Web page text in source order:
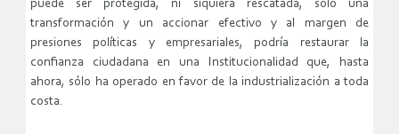
puede ser protegida, ni siquiera rescatada, sólo una
transformación y un accionar efectivo y al margen de
presiones políticas y empresariales, podría restaurar la
confianza ciudadana en una Institucionalidad que, hasta
ahora, sólo ha operado en favor de la industrialización a toda
costa.